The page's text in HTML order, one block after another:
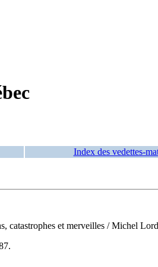
Index des vedettes-
catastrophes et merveilles / Michel
.